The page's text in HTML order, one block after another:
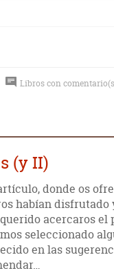
Libros con
(y II)
donde os
habían disfrutado
acercaros el
seleccionado
en las